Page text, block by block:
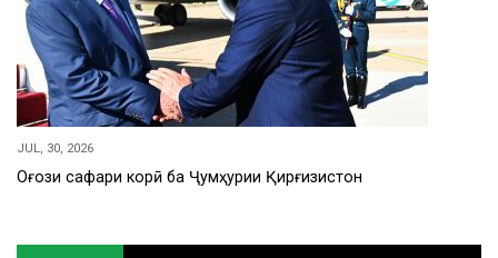
JUL, 30, 2026
Оғози сафари корӣ ба Ҷумҳурии Қирғизистон